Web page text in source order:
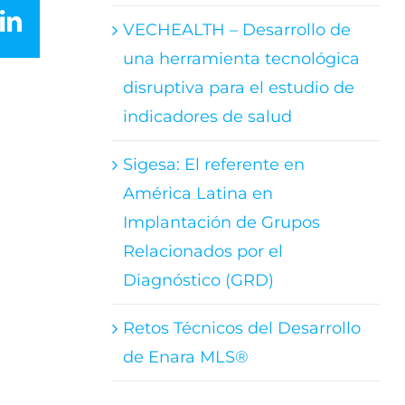
LinkedIn
VECHEALTH – Desarrollo de
una herramienta tecnológica
disruptiva para el estudio de
indicadores de salud
Sigesa: El referente en
América Latina en
Implantación de Grupos
Relacionados por el
Diagnóstico (GRD)
Retos Técnicos del Desarrollo
de Enara MLS®